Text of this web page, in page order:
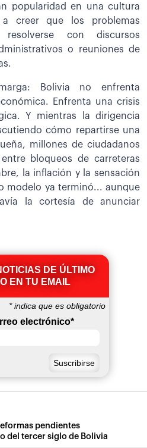
popularidad en una cultura
a creer que los problemas
resolverse con discursos
o reuniones de
Bolivia no enfrenta
Enfrenta una crisis
Y mientras la dirigencia
cómo repartirse una
millones de ciudadanos
bloqueos de carreteras
la inflación y la sensación
modelo ya terminó... aunque
la cortesía de anunciar
DE ÚLTIMO
EN TU EMAIL
*indica que es obligatorio
electrónico*
pendientes
del tercer siglo de Bolivia